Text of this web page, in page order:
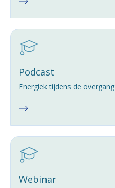
Podcast
Energiek tijdens de overgang
Webinar